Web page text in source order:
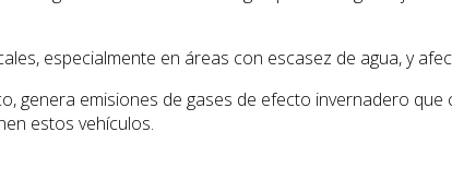
especialmente en áreas con escasez de agua, y
genera emisiones de gases de efecto invernadero
estos vehículos.